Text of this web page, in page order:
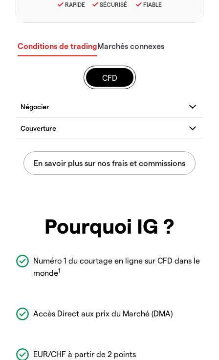
RAPIDE SÉCURISÉ FIABLE
Conditions de tradingMarchés connexes
CFD
Pourquoi IG ?
Numéro 1 du courtage en ligne sur CFD dans le
monde1
Accès Direct aux prix du Marché (DMA)
EUR/CHF à partir de 2 points